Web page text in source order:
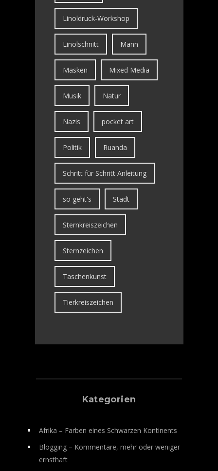
Linoldruck-Workshop
Linolschnitt Mann
Masken Mixed Media
Musik Natur
Nazis pocket art
Politik Ruanda
Schritt für Schritt Anleitung
so geht's Stadt
Sternkreiszeichen
Sternzeichen
Taschenkunst
Tierkreiszeichen
Kategorien
Afrika – Farben eines Schwarzen Kontinents
Blogging – Kommentare, mehr oder weniger
ernsthaft